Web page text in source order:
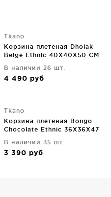
Tkano
Корзина плетеная Dholak
Beige Ethnic 40X40X50 CM
В наличии 26 шт.
4 490 руб
Tkano
Корзина плетеная Bongo
Chocolate Ethnic 36X36X47
В наличии 35 шт.
3 390 руб